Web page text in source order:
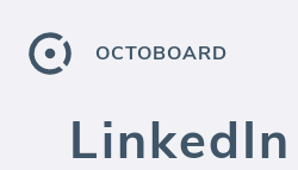
OCTOBOARD